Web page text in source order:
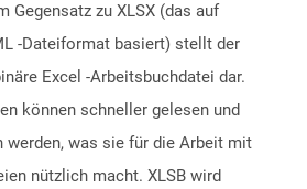
Gegensatz zu XLSX (das auf
-Dateiformat basiert) stellt der
Excel -Arbeitsbuchdatei dar.
können schneller gelesen und
werden, was sie für die Arbeit mit
nützlich macht. XLSB wird